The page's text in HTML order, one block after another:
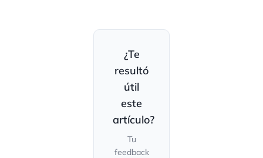
¿Te
resultó
útil
este
artículo?
Tu
feedback